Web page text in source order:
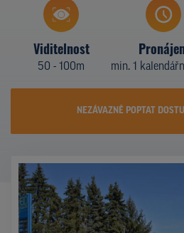
TYPY NOSIČŮ
Z PRAXE
PROMO
Viditelnost
50 - 100m min. 1
NEZÁVAZNĚ POPTAT